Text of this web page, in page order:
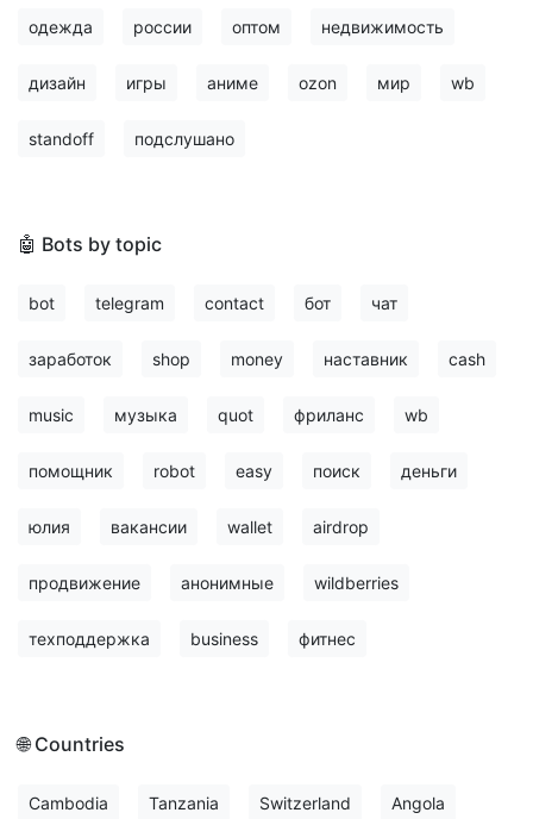
одежда россии оптом недвижимость
дизайн игры аниме ozon мир wb
standoff подслушано
🤖 Bots by topic
bot telegram contact бот чат
заработок shop money наставник cash
music музыка quot фриланс wb
помощник robot easy поиск деньги
юлия вакансии wallet airdrop
продвижение анонимные wildberries
техподдержка business фитнес
🌐 Countries
Cambodia Tanzania Switzerland Angola